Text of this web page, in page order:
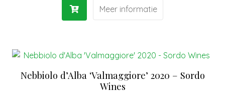
Meer informatie
Nebbiolo d’Alba ‘Valmaggiore’ 2020 – Sordo
Wines